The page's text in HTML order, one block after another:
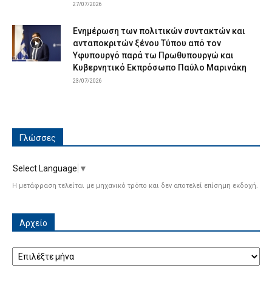
27/07/2026
Ενημέρωση των πολιτικών συντακτών και
ανταποκριτών ξένου Τύπου από τον
Υφυπουργό παρά τω Πρωθυπουργώ και
Κυβερνητικό Εκπρόσωπο Παύλο Μαρινάκη
23/07/2026
Γλώσσες
Select Language ▼
Η μετάφραση τελείται με μηχανικό τρόπο και δεν αποτελεί επίσημη εκδοχή.
Αρχείο
Αρχείο